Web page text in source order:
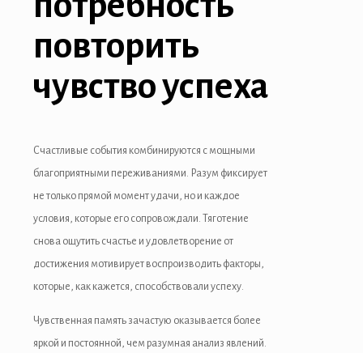
повторить
чувство успеха
Счастливые события комбинируются с мощными
благоприятными переживаниями. Разум фиксирует
не только прямой момент удачи, но и каждое
условия, которые его сопровождали. Тяготение
снова ощутить счастье и удовлетворение от
достижения мотивирует воспроизводить факторы,
которые, как кажется, способствовали успеху.
Чувственная память зачастую оказывается более
яркой и постоянной, чем разумная анализ явлений.